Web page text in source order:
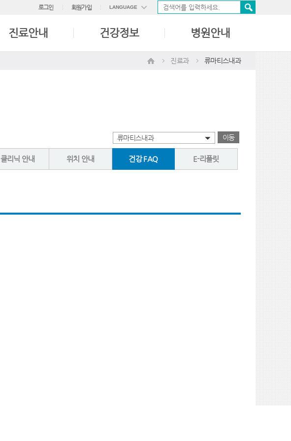
로그인 회원가입 LANGUAGE
中國語
진료안내 건강정보 병원안내
진료과 류마티스내과
류마티스내과 이동
클리닉 안내 위치 안내 건강 FAQ E-리플릿